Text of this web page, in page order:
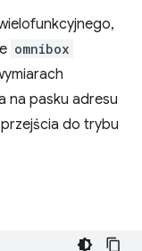
omnibox
na pasku adresu
do trybu